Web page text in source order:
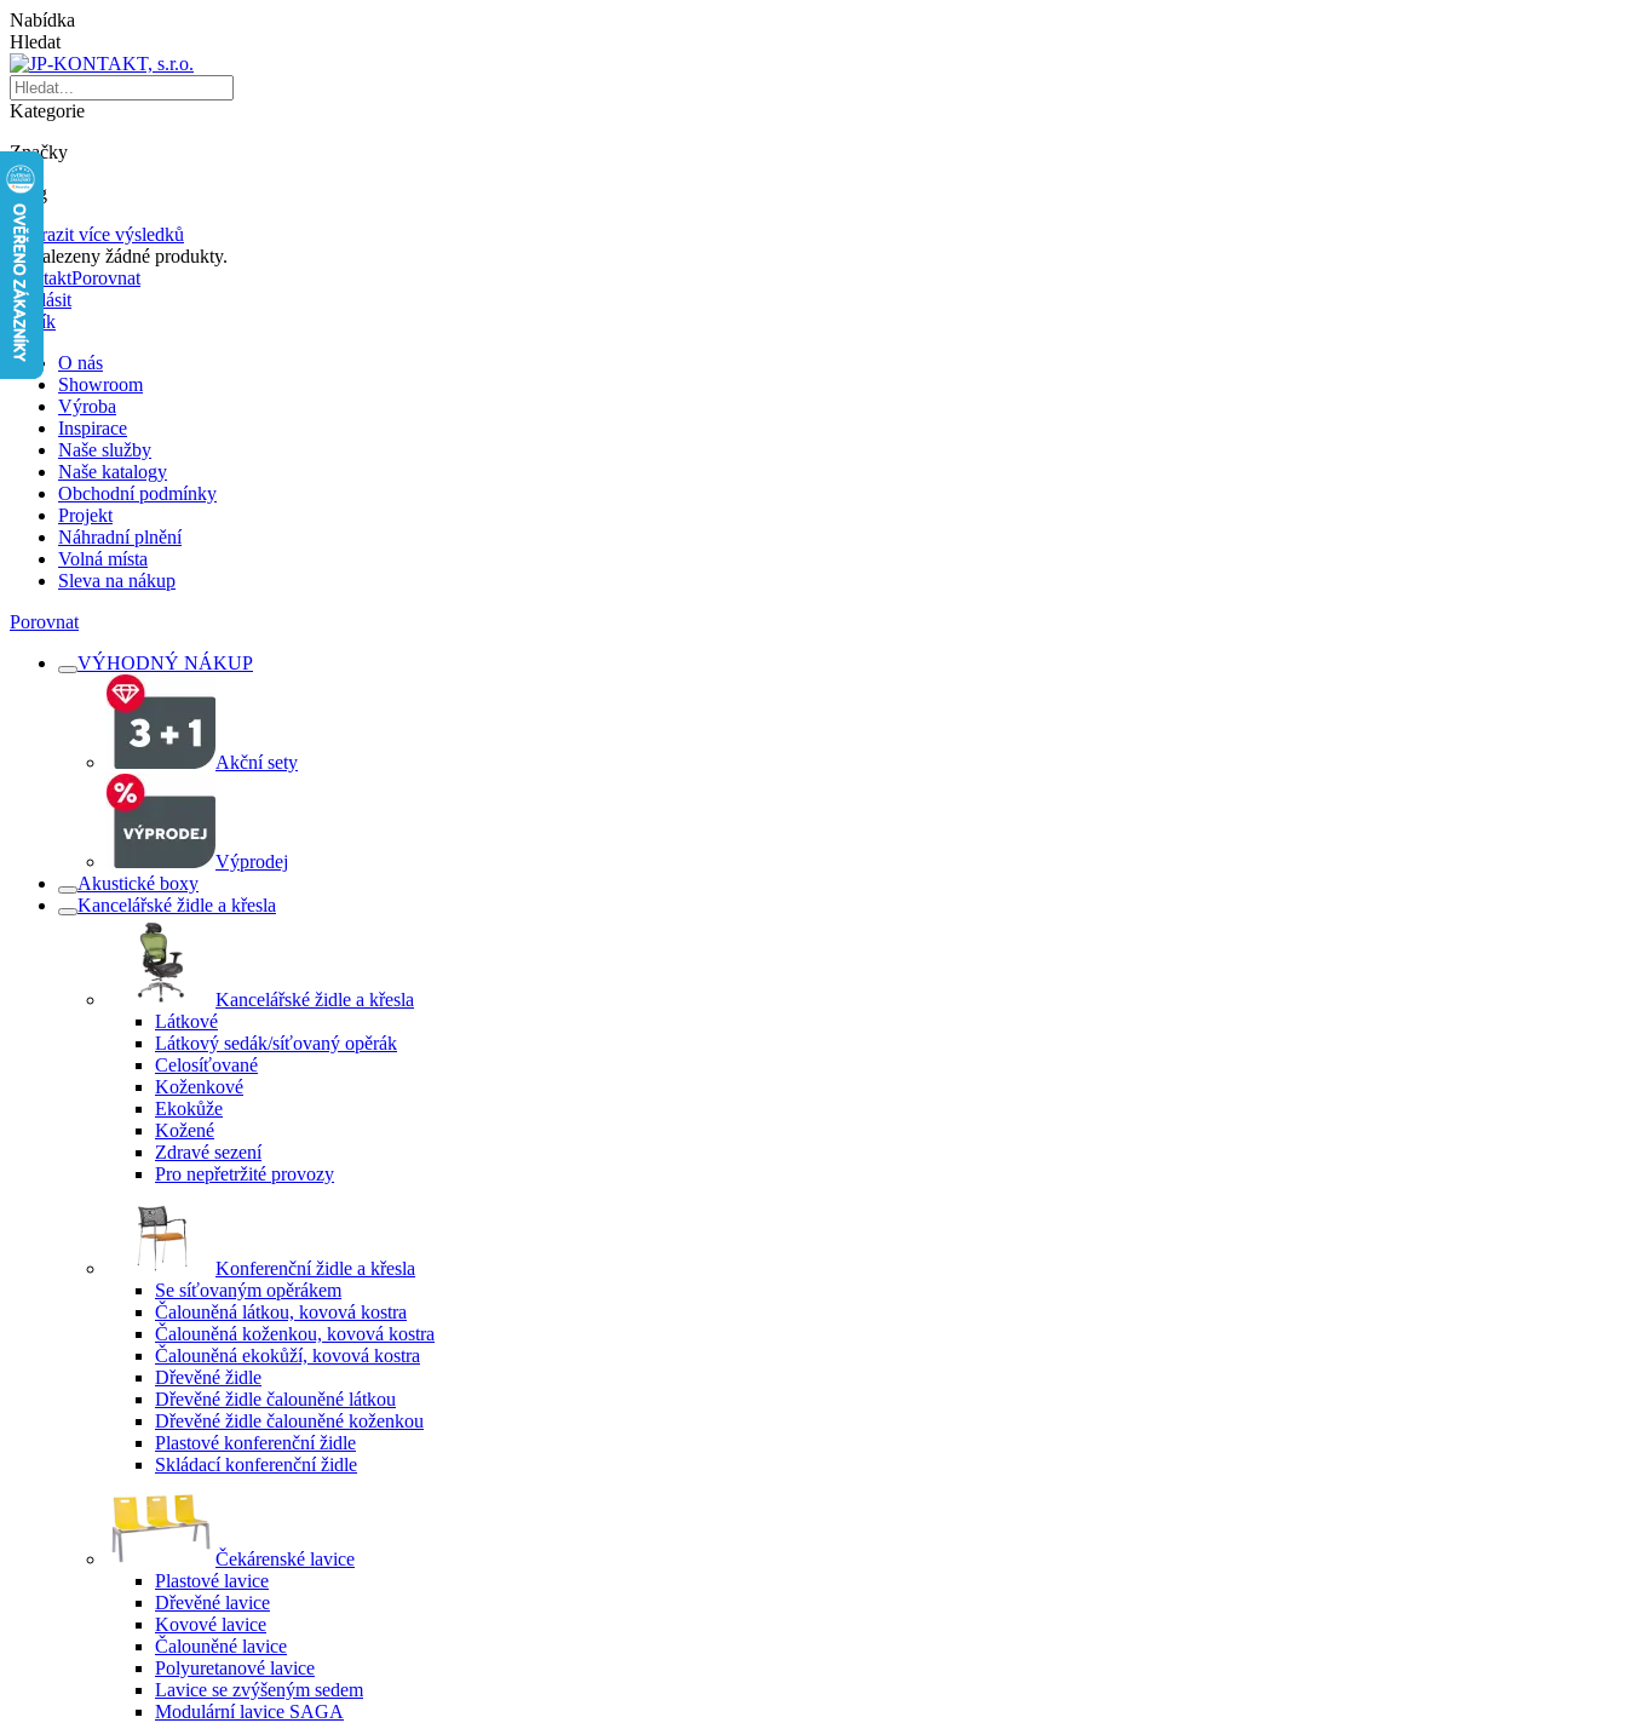
Nabídka
Hledat
Kategorie
Značky
Blog
Zobrazit více výsledků
Nenalezeny žádné produkty.
KontaktPorovnat
Přihlásit
Košík
O nás
Showroom
Výroba
Inspirace
Naše služby
Naše katalogy
Obchodní podmínky
Projekt
Náhradní plnění
Volná místa
Sleva na nákup
Porovnat
VÝHODNÝ NÁKUP
Akční sety
Výprodej
Akustické boxy
Kancelářské židle a křesla
Kancelářské židle a křesla
Látkové
Látkový sedák/síťovaný opěrák
Celosíťované
Koženkové
Ekokůže
Kožené
Zdravé sezení
Pro nepřetržité provozy
Konferenční židle a křesla
Se síťovaným opěrákem
Čalouněná látkou, kovová kostra
Čalouněná koženkou, kovová kostra
Čalouněná ekokůží, kovová kostra
Dřevěné židle
Dřevěné židle čalouněné látkou
Dřevěné židle čalouněné koženkou
Plastové konferenční židle
Skládací konferenční židle
Čekárenské lavice
Plastové lavice
Dřevěné lavice
Kovové lavice
Čalouněné lavice
Polyuretanové lavice
Lavice se zvýšeným sedem
Modulární lavice SAGA